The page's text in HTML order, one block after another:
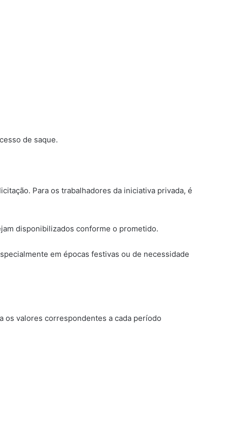
de saque.
Para os trabalhadores da iniciativa privada, é
disponibilizados conforme o prometido.
em épocas festivas ou de necessidade
os valores correspondentes a cada período